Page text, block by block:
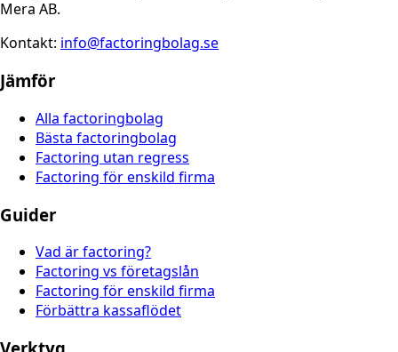
Mera AB.
Kontakt: info@factoringbolag.se
Jämför
Alla factoringbolag
Bästa factoringbolag
Factoring utan regress
Factoring för enskild firma
Guider
Vad är factoring?
Factoring vs företagslån
Factoring för enskild firma
Förbättra kassaflödet